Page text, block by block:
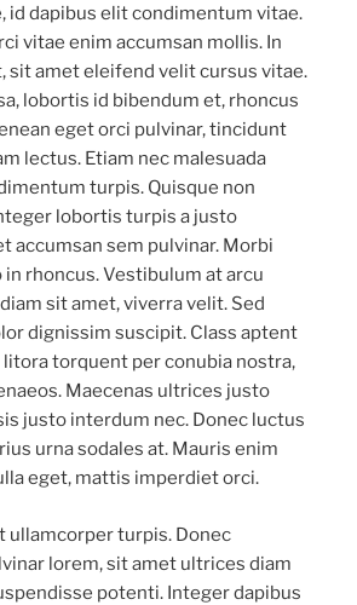
id dapibus elit condimentum vitae.
vitae enim accumsan mollis. In
sit amet eleifend velit cursus vitae.
lobortis id bibendum et, rhoncus
eget orci pulvinar, tincidunt
lectus. Etiam nec malesuada
turpis. Quisque non
lobortis turpis a justo
accumsan sem pulvinar. Morbi
rhoncus. Vestibulum at arcu
sit amet, viverra velit. Sed
dignissim suscipit. Class aptent
torquent per conubia nostra,
Maecenas ultrices justo
justo interdum nec. Donec luctus
urna sodales at. Mauris enim
eget, mattis imperdiet orci.
ullamcorper turpis. Donec
lorem, sit amet ultrices diam
potenti. Integer dapibus